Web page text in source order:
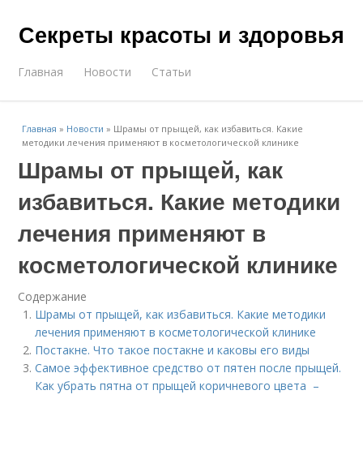
Секреты красоты и здоровья
Главная Новости Статьи
Главная » Новости » Шрамы от прыщей, как избавиться. Какие
методики лечения применяют в косметологической клинике
Шрамы от прыщей, как
избавиться. Какие методики
лечения применяют в
косметологической клинике
Содержание
Шрамы от прыщей, как избавиться. Какие методики
лечения применяют в косметологической клинике
Постакне. Что такое постакне и каковы его виды
Самое эффективное средство от пятен после прыщей.
Как убрать пятна от прыщей коричневого цвета –